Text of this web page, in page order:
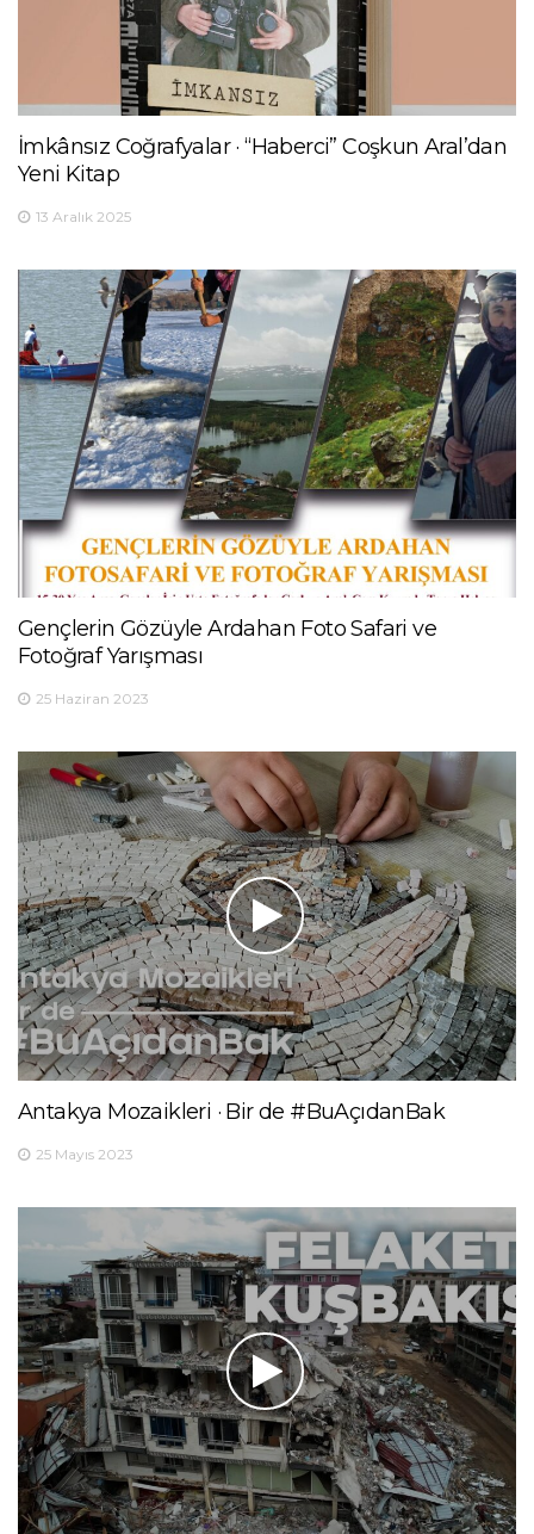
İmkânsız Coğrafyalar · “Haberci” Coşkun Aral’dan
Yeni Kitap
13 Aralık 2025
Gençlerin Gözüyle Ardahan Foto Safari ve
Fotoğraf Yarışması
25 Haziran 2023
Antakya Mozaikleri · Bir de #BuAçıdanBak
25 Mayıs 2023